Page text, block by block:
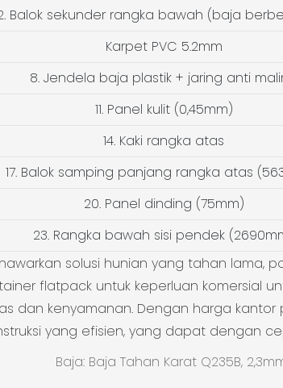
Balok sekunder rangka bawah (baja
Karpet PVC 5.2mm
8. Jendela baja plastik + jaring anti
11. Panel kulit (0,45mm)
14. Kaki rangka atas
17. Balok samping panjang rangka atas
20. Panel dinding (75mm)
23. Rangka bawah sisi pendek
solusi hunian yang tahan lama,
flatpack untuk keperluan komersial
dan kenyamanan. Dengan harga
yang efisien, yang dapat dengan
Baja: Baja Tahan Karat Q235B,